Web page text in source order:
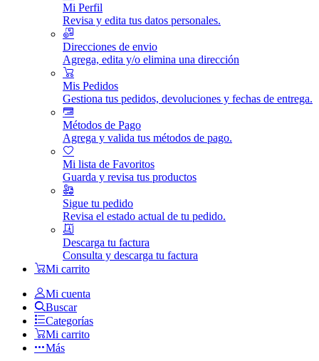
Mi Perfil
Revisa y edita tus datos personales.
Direcciones de envio
Agrega, edita y/o elimina una dirección
Mis Pedidos
Gestiona tus pedidos, devoluciones y fechas de entrega.
Métodos de Pago
Agrega y valida tus métodos de pago.
Mi lista de Favoritos
Guarda y revisa tus productos
Sigue tu pedido
Revisa el estado actual de tu pedido.
Descarga tu factura
Consulta y descarga tu factura
Mi carrito
Mi cuenta
Buscar
Categorías
Mi carrito
Más